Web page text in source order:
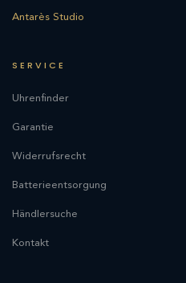
Antarès Studio
SERVICE
Uhrenfinder
Garantie
Widerrufsrecht
Batterieentsorgung
Händlersuche
Kontakt